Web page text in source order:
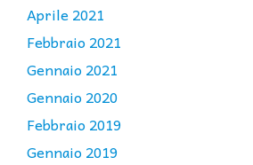
Aprile 2021
Febbraio 2021
Gennaio 2021
Gennaio 2020
Febbraio 2019
Gennaio 2019